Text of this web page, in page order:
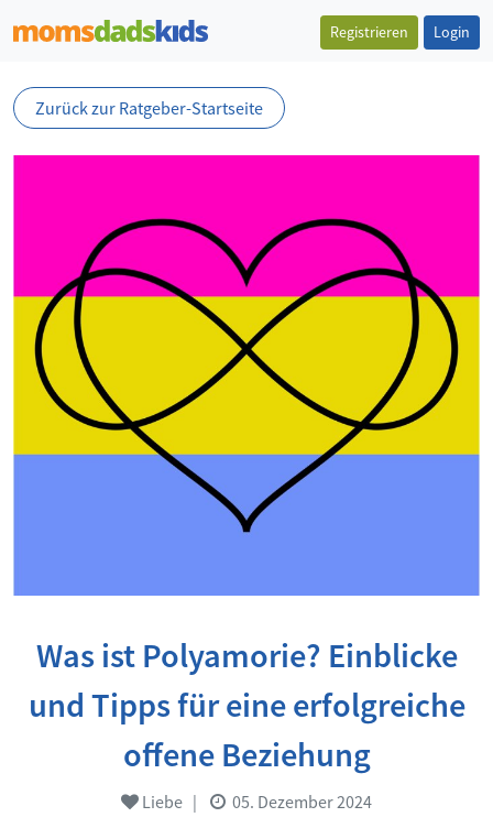
Registrieren Login
Zurück zur Ratgeber-Startseite
Was ist Polyamorie? Einblicke
und Tipps für eine erfolgreiche
offene Beziehung
Liebe | 05. Dezember 2024